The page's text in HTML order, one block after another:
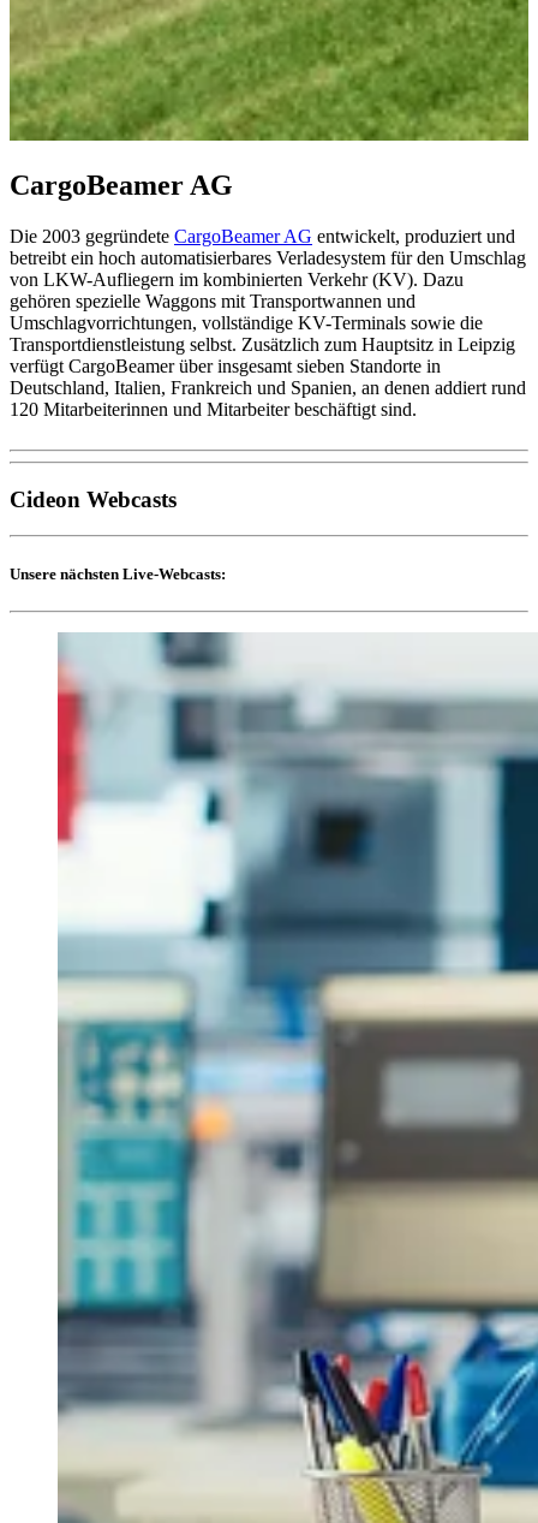
CargoBeamer AG
Die 2003 gegründete CargoBeamer AG entwickelt, produziert und
betreibt ein hoch automatisierbares Verladesystem für den Umschlag
von LKW-Aufliegern im kombinierten Verkehr (KV). Dazu
gehören spezielle Waggons mit Transportwannen und
Umschlagvorrichtungen, vollständige KV-Terminals sowie die
Transportdienstleistung selbst. Zusätzlich zum Hauptsitz in Leipzig
verfügt CargoBeamer über insgesamt sieben Standorte in
Deutschland, Italien, Frankreich und Spanien, an denen addiert rund
120 Mitarbeiterinnen und Mitarbeiter beschäftigt sind.
Cideon Webcasts
Unsere nächsten Live-Webcasts: